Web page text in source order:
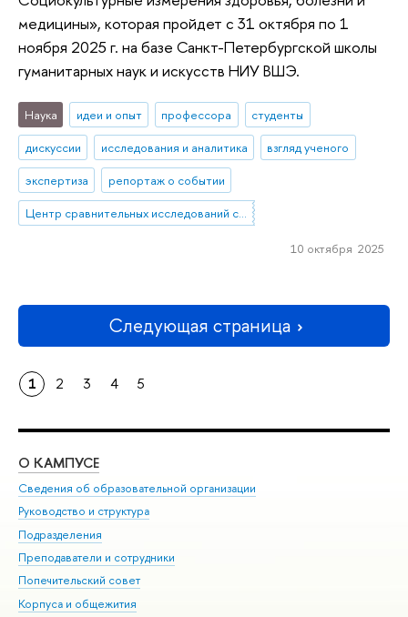
медицины», которая пройдет с 31 октября по 1
ноября 2025 г. на базе Санкт-Петербургской школы
гуманитарных наук и искусств НИУ ВШЭ.
Наука идеи и опыт профессора
студенты
дискуссии
исследования и аналитика
взгляд ученого
экспертиза
репортаж о событии
Центр сравнительных исследований социального благополучия
10 октября 2025
Следующая страница
1 2 3 4 5
О КАМПУСЕ
Сведения об образовательной организации
Руководство и структура
Подразделения
Преподаватели и сотрудники
Попечительский совет
Корпуса и общежития